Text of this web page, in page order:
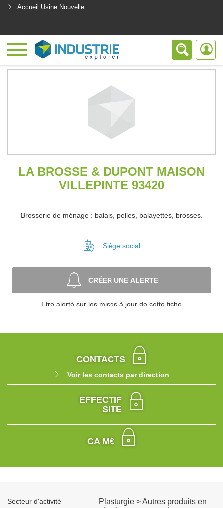
Accueil Usine Nouvelle
LA BROSSE & DUPONT MAISON
VILLEPINTE 93420
Brosserie de ménage : balais, pelles, balayettes, brosses.
Siège social
CRÉER UNE ALERTE
Etre alerté sur les mises à jour de cette fiche
CONTACTS
Voir les contacts par direction
EFFECTIF
SITE
CA M€
Secteur d'activité
Plasturgie > Autres produits en